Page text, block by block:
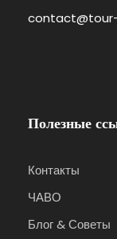
Полезные
Контакты
ЧАВО
Блог & Советы